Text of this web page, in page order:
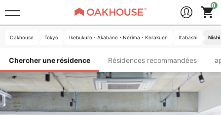
Oakhouse Tokyo Ikebukuro・Akabane・Nerima・Korakuen Itabashi
Chercher une résidence Résidences recommandées